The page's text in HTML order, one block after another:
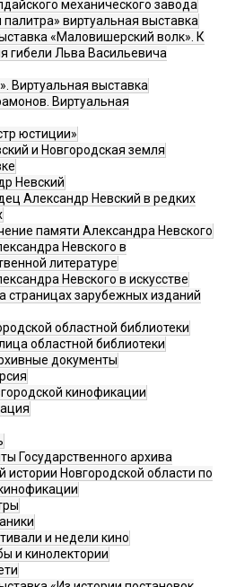
механического завода
палитра» виртуальная выставка
«Маловишерский волк». К
гибели Льва Васильевича
Виртуальная выставка
Виртуальная
юстиции»
и Новгородская земля
Невский
Александр Невский в редких
памяти Александра Невского
Невского в
литературе
Невского в искусстве
страницах зарубежных изданий
областной библиотеки
областной библиотеки
документы
кинофикации
Государственного архива
истории Новгородской области по
и недели кино
и кинолектории